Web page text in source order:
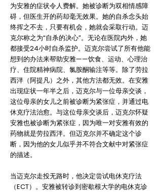
为安雅的症状令人费解。她被诊断为双相情感障
碍，但医生开的药却毫无效果。她的自杀念头始
终挥之不去，只要有机会，她就会采取行动。迈
克尔称之为“自杀的决心”。无论在医院内外，她
都接受24小时自杀监护。迈克尔尝试了所有他能
想到的办法来帮助安雅——饮食、运动、心理治
疗、住院精神病院、氯胺酮输注等等。除了劳拉
西泮（阿提凡）之外，其他方法都无效。在安雅
出现症状一年半之后，迈克尔与一位母亲交谈，
这位母亲的女儿之前被诊断为紧张症，并通过电
休克疗法治愈。与这位母亲交谈后，迈克尔怀疑
安雅也被诊断为紧张症，因为唯一对安雅有效的
药物就是劳拉西泮。但迈克尔并不确定这个诊
断，因为他的女儿似乎并不符合文献中对紧张症
的描述。
当迈克尔走投无路时，他决定尝试电休克疗法
（ECT）。安雅被转诊到密歇根大学的电休克诊